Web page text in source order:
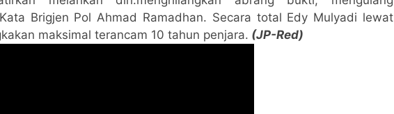
Brigjen Pol Ahmad Ramadhan. Secara total Edy Mulyadi lewat
maksimal terancam 10 tahun penjara. (JP-Red)